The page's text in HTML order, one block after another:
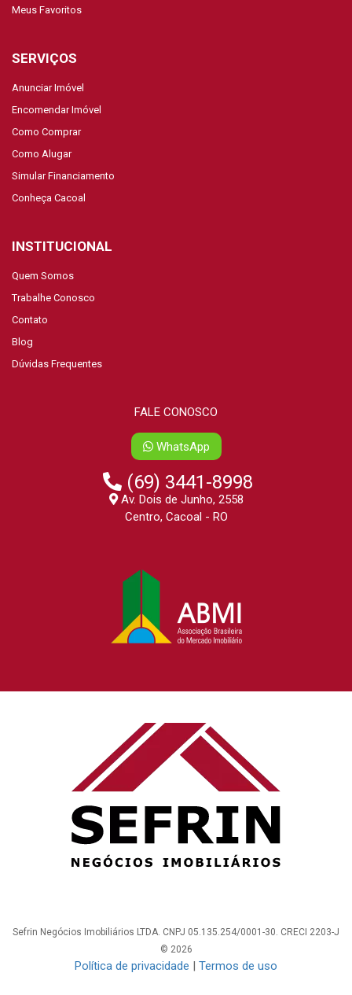
Meus Favoritos
SERVIÇOS
Anunciar Imóvel
Encomendar Imóvel
Como Comprar
Como Alugar
Simular Financiamento
Conheça Cacoal
INSTITUCIONAL
Quem Somos
Trabalhe Conosco
Contato
Blog
Dúvidas Frequentes
FALE CONOSCO
WhatsApp
(69) 3441-8998
Av. Dois de Junho, 2558
Centro, Cacoal - RO
Sefrin Negócios Imobiliários LTDA. CNPJ 05.135.254/0001-30. CRECI 2203-J
© 2026
Política de privacidade | Termos de uso